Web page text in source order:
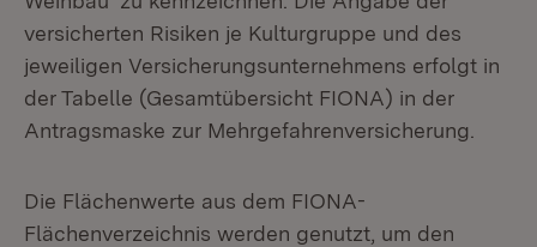
versicherten Risiken je Kulturgruppe und des
jeweiligen Versicherungsunternehmens erfolgt in
der Tabelle (Gesamtübersicht FIONA) in der
Antragsmaske zur Mehrgefahrenversicherung.
Die Flächenwerte aus dem FIONA-
Flächenverzeichnis werden genutzt, um den